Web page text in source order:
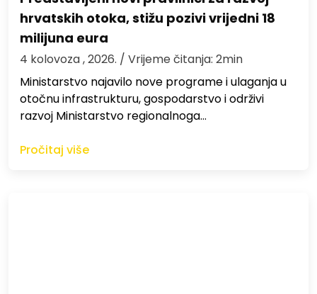
hrvatskih otoka, stižu pozivi vrijedni 18
milijuna eura
4 kolovoza , 2026. / Vrijeme čitanja: 2min
Ministarstvo najavilo nove programe i ulaganja u
otočnu infrastrukturu, gospodarstvo i održivi
razvoj Ministarstvo regionalnoga…
Pročitaj više